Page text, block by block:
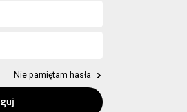
Nie pamiętam hasła